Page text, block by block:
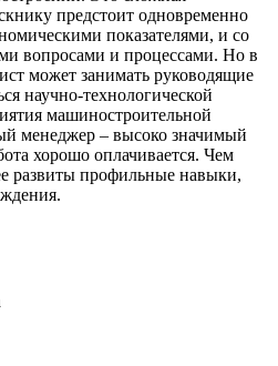
предстоит одновременно
показателями, и со
вопросами и процессами. Но в
может занимать руководящие
научно-технологической
машиностроительной
менеджер – высоко значимый
хорошо оплачивается. Чем
развиты профильные навыки,